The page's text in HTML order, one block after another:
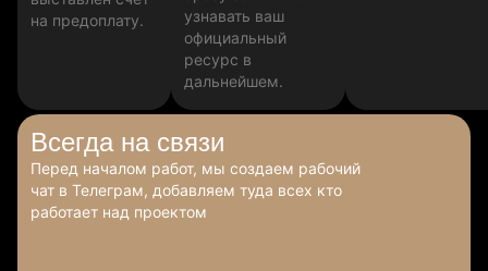
на предоплату.
узнавать ваш
официальный
ресурс в
дальнейшем.
Всегда на связи
Перед началом работ, мы создаем рабочий
чат в Телеграм, добавляем туда всех кто
работает над проектом